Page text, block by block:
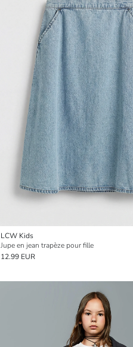
LCW Kids
Jupe en jean trapèze pour fille
12.99 EUR